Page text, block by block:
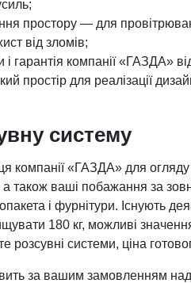
простору — для
від зломів;
гарантія компанії «ГАЗДА»
простір для реалізації
систему
компанії «ГАЗДА» для
а також ваші побажання за
і фурнітури. Існують
180 кг, можливі
розсувні системи, ціна
за вашим замовленням